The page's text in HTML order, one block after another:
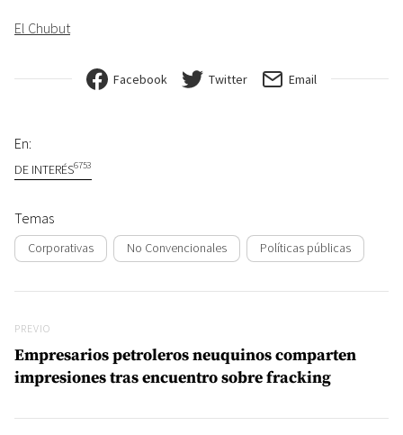
El Chubut
Facebook Twitter Email
En:
DE INTERÉS6753
Temas
Corporativas No Convencionales Políticas públicas
Previo
PREVIO
Empresarios petroleros neuquinos comparten
impresiones tras encuentro sobre fracking